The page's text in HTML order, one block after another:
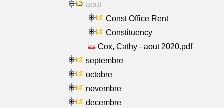
aout
Const Office Rent
Constituency
Cox, Cathy - aout 2020.pdf
septembre
octobre
novembre
decembre